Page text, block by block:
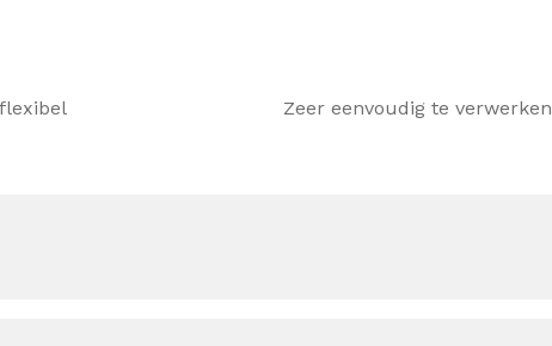
Zeer eenvoudig te verwerken